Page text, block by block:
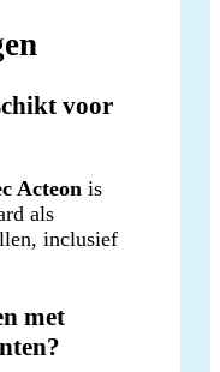
voor
Acteon is
als
inclusief
met